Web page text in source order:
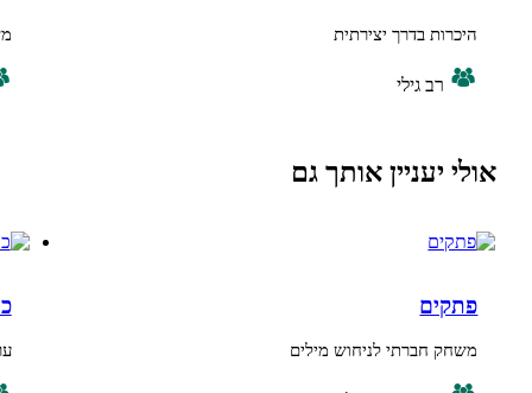
בדרך יצירתית משחק הפתעות
ביניים,
אותך גם
לניחוש מילים
כולנו אור
ערבות הדדית